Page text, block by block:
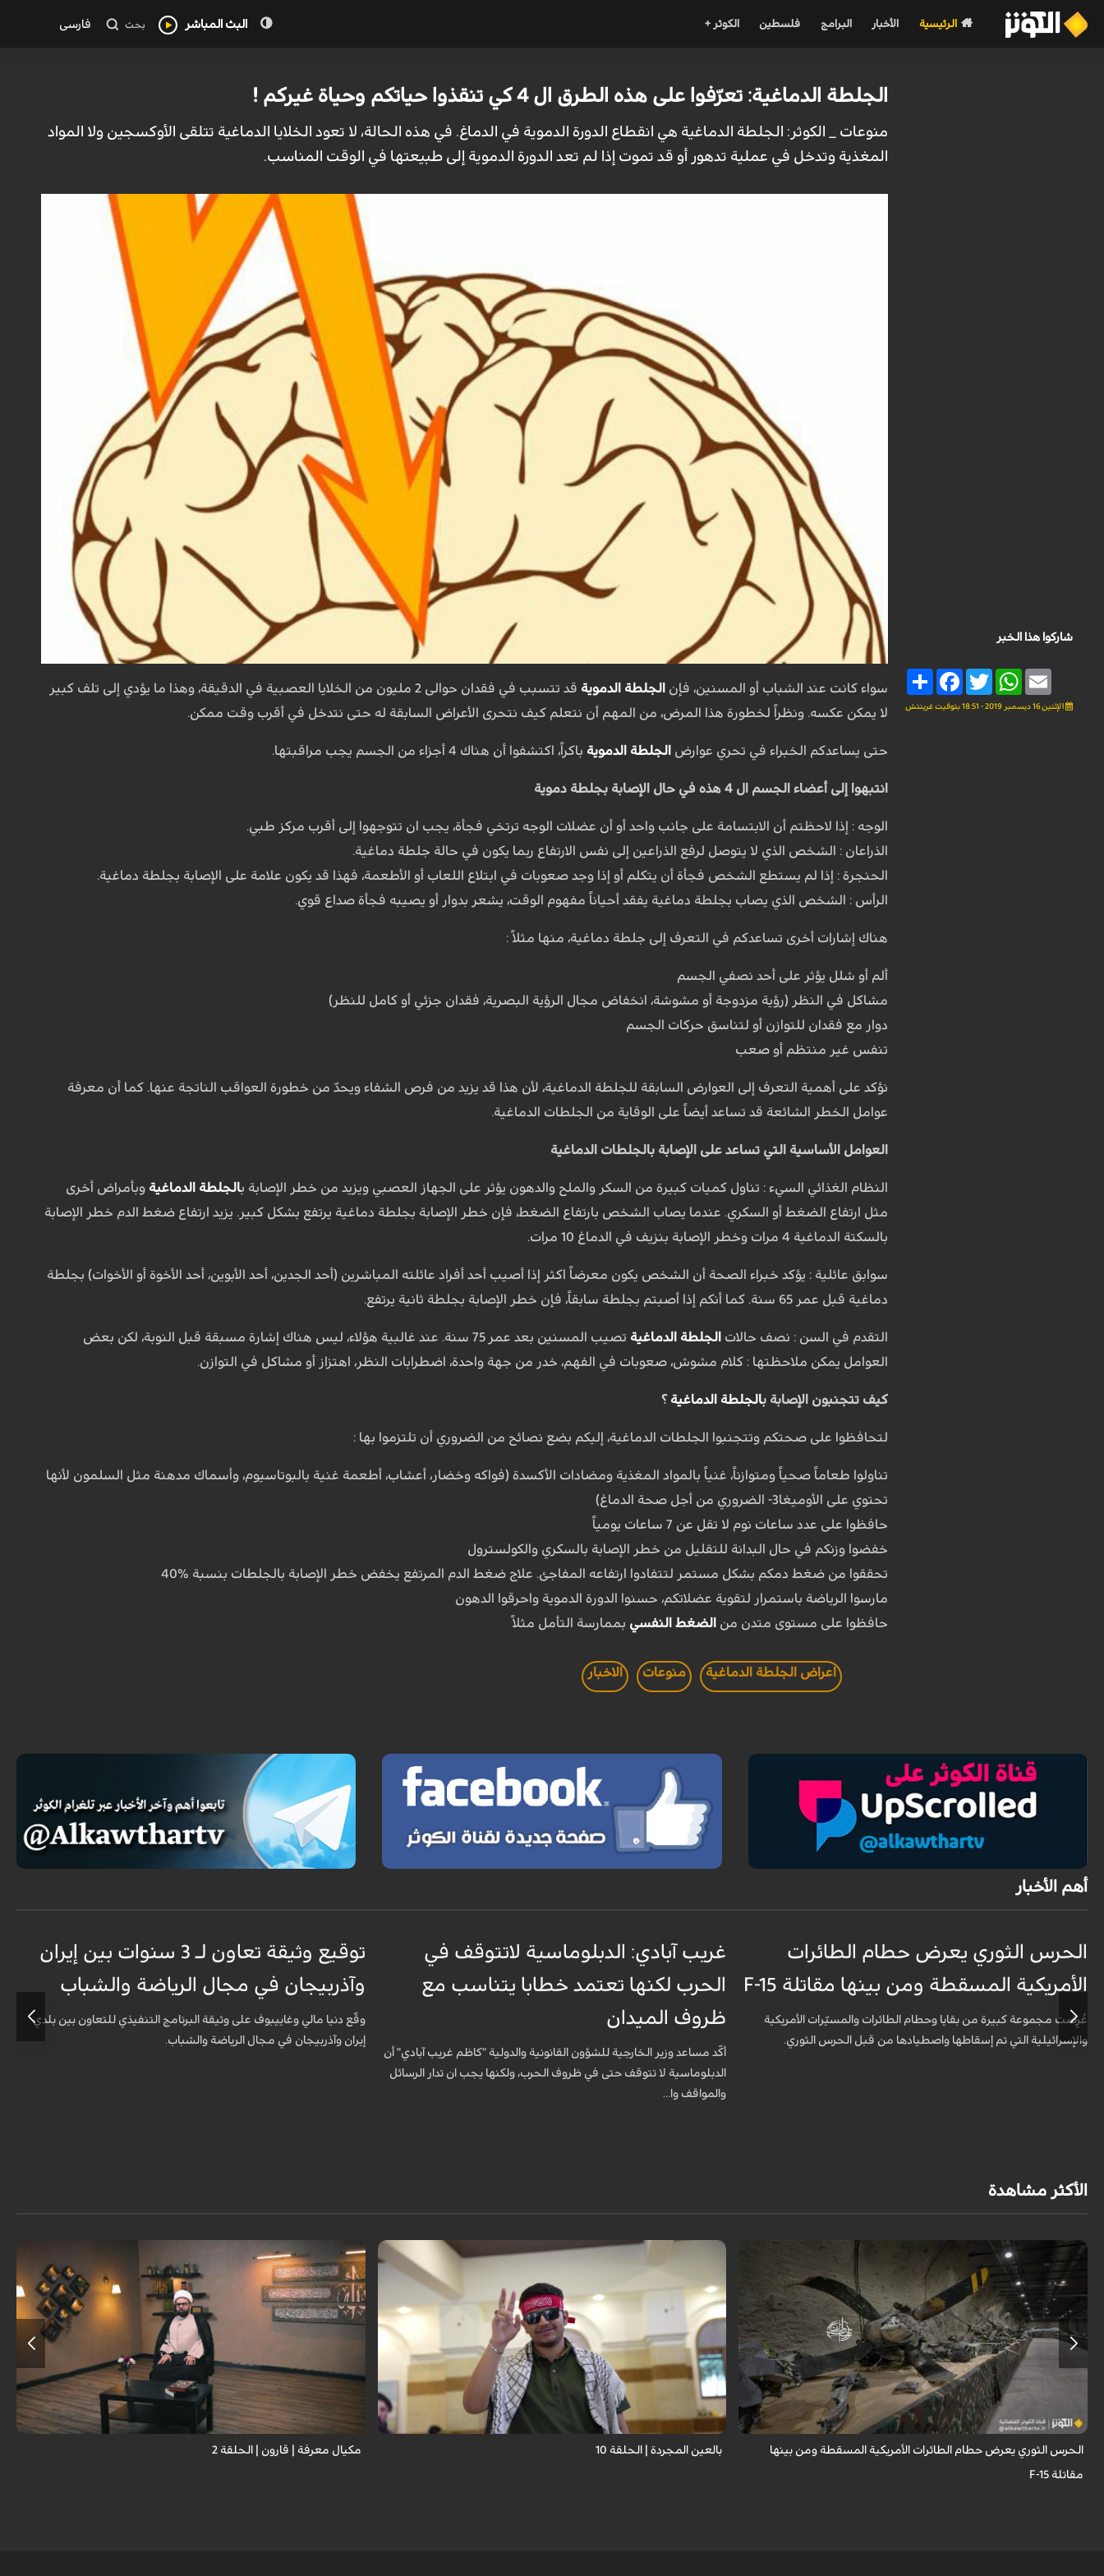
الرئيسية الأخبار البرامج فلسطين الكوثر + البث المباشر بحث فارسی
شاركوا هذا الخبر
Share
FacebookTwitter
WhatsAppEmail
الإثنين 16 ديسمبر 2019 - 18:51 بتوقيت غرينتش
الجلطة الدماغية: تعرّفوا على هذه الطرق ال 4 كي تنقذوا حياتكم وحياة غيركم !
منوعات _ الكوثر: الجلطة الدماغية هي انقطاع الدورة الدموية في الدماغ. في هذه الحالة، لا تعود الخلايا الدماغية تتلقى الأوكسجين ولا المواد
المغذية وتدخل في عملية تدهور أو قد تموت إذا لم تعد الدورة الدموية إلى طبيعتها في الوقت المناسب.
سواء كانت عند الشباب أو المسنين، فإن الجلطة الدموية
قد تتسبب في فقدان حوالى 2 مليون من الخلايا العصبية في الدقيقة، وهذا ما يؤدي إلى تلف كبير
لا يمكن عكسه. ونظراً لخطورة هذا المرض، من المهم أن نتعلم كيف نتحرى الأعراض السابقة له حتى نتدخل في أقرب وقت ممكن.
حتى يساعدكم الخبراء في تحري عوارض الجلطة الدموية باكراً، اكتشفوا أن هناك 4 أجزاء من الجسم يجب مراقبتها.
انتبهوا إلى أعضاء الجسم ال 4 هذه في حال الإصابة بجلطة دموية
الوجه : إذا لاحظتم أن الابتسامة على جانب واحد أو أن عضلات الوجه ترتخي فجأة، يجب ان تتوجهوا إلى أقرب مركز طبي.
الذراعان : الشخص الذي لا يتوصل لرفع الذراعين إلى نفس الارتفاع ربما يكون في حالة جلطة دماغية.
الحنجرة : إذا لم يستطع الشخص فجأة أن يتكلم أو إذا وجد صعوبات في ابتلاع اللعاب أو الأطعمة، فهذا قد يكون علامة على الإصابة بجلطة دماغية.
الرأس : الشخص الذي يصاب بجلطة دماغية يفقد أحياناً مفهوم الوقت، يشعر بدوار أو يصيبه فجأة صداع قوي.
هناك إشارات أخرى تساعدكم في التعرف إلى جلطة دماغية، منها مثلاً :
ألم أو شلل يؤثر على أحد نصفي الجسم
مشاكل في النظر (رؤية مزدوجة أو مشوشة، انخفاض مجال الرؤية البصرية، فقدان جزئي أو كامل للنظر)
دوار مع فقدان للتوازن أو لتناسق حركات الجسم
تنفس غير منتظم أو صعب
نؤكد على أهمية التعرف إلى العوارض السابقة للجلطة الدماغية، لأن هذا قد يزيد من فرص الشفاء ويحدّ من خطورة العواقب الناتجة عنها. كما أن معرفة
عوامل الخطر الشائعة قد تساعد أيضاً على الوقاية من الجلطات الدماغية.
العوامل الأساسية التي تساعد على الإصابة بالجلطات الدماغية
النظام الغذائي السيء : تناول كميات كبيرة من السكر والملح والدهون يؤثر على الجهاز العصبي ويزيد من خطر الإصابة بالجلطة الدماغية وبأمراض أخرى
مثل ارتفاع الضغط أو السكري. عندما يصاب الشخص بارتفاع الضغط، فإن خطر الإصابة بجلطة دماغية يرتفع بشكل كبير. يزيد ارتفاع ضغط الدم خطر الإصابة
بالسكتة الدماغية 4 مرات وخطر الإصابة بنزيف في الدماغ 10 مرات.
سوابق عائلية : يؤكد خبراء الصحة أن الشخص يكون معرضاً اكثر إذا أصيب أحد أفراد عائلته المباشرين (أحد الجدين، أحد الأبوين، أحد الأخوة أو الأخوات) بجلطة
دماغية قبل عمر 65 سنة. كما أنكم إذا أصبتم بجلطة سابقاً، فإن خطر الإصابة بجلطة ثانية يرتفع.
التقدم في السن : نصف حالات الجلطة الدماغية
تصيب المسنين بعد عمر 75 سنة. عند غالبية هؤلاء، ليس هناك إشارة مسبقة قبل النوبة، لكن بعض
العوامل يمكن ملاحظتها : كلام مشوش، صعوبات في الفهم، خدر من جهة واحدة، اضطرابات النظر، اهتزاز أو مشاكل في التوازن.
كيف تتجنبون الإصابة بالجلطة الدماغية ؟
لتحافظوا على صحتكم وتتجنبوا الجلطات الدماغية، إليكم بضع نصائح من الضروري أن تلتزموا بها :
تناولوا طعاماً صحياً ومتوازناً، غنياً بالمواد المغذية ومضادات الأكسدة (فواكه وخضار، أعشاب، أطعمة غنية بالبوتاسيوم، وأسماك مدهنة مثل السلمون لأنها
تحتوي على الأوميغا3- الضروري من أجل صحة الدماغ)
حافظوا على عدد ساعات نوم لا تقل عن 7 ساعات يومياً
خفضوا وزنكم في حال البدانة للتقليل من خطر الإصابة بالسكري والكولسترول
تحققوا من ضغط دمكم بشكل مستمر لتتفادوا ارتفاعه المفاجئ. علاج ضغط الدم المرتفع يخفض خطر الإصابة بالجلطات بنسبة %40
مارسوا الرياضة باستمرار لتقوية عضلاتكم، حسنوا الدورة الدموية واحرقوا الدهون
حافظوا على مستوى متدن من الضغط النفسي بممارسة التأمل مثلاً
اعراض الجلطة الدماغية منوعات الاخبار
أهم الأخبار
الحرس الثوري يعرض حطام الطائرات
الأمريكية المسقطة ومن بينها مقاتلة F-15
عُرِضت مجموعة كبيرة من بقايا وحطام الطائرات والمسيّرات الأمريكية
والإسرائيلية التي تم إسقاطها واصطيادها من قبل الحرس الثوري.
غريب آبادي: الدبلوماسية لاتتوقف في
الحرب لكنها تعتمد خطابا يتناسب مع
ظروف الميدان
أكّد مساعد وزير الخارجية للشؤون القانونية والدولية "كاظم غريب آبادي" أن
الدبلوماسية لا تتوقف حتى في ظروف الحرب، ولكنها يجب ان تدار الرسائل
والمواقف وا...
توقيع وثيقة تعاون لـ 3 سنوات بين إيران
وآذربيجان في مجال الرياضة والشباب
وقّع دنيا مالي وغاييبوف على وثيقة البرنامج التنفيذي للتعاون بين بلدي
إيران وآذربيجان في مجال الرياضة والشباب.
الأكثر مشاهدة
عُرِضت مجموعة كبيرة من بقايا وحطام الطائرات والمسيّرات الأمريكية
والإسرائيلية التي تم إسقاطها واصطيادها من قبل الحرس الثوري.
الحرس الثوري يعرض حطام الطائرات الأمريكية المسقطة ومن بينها
مقاتلة F-15
برنامج "بالعين المجردة" هو توثيق إنسانيٌّ شجاعٌ للحياة تحت وطأة الحرب، حيث
نستمع فيه إلى شهاداتٍ حيّةٍ لأشخاص عايشوا التفجيرات والدمار، فنرى بعيونهم
ت...
بالعين المجردة | الحلقة 10 مكيال معرفة | قارون | الحلقة 2